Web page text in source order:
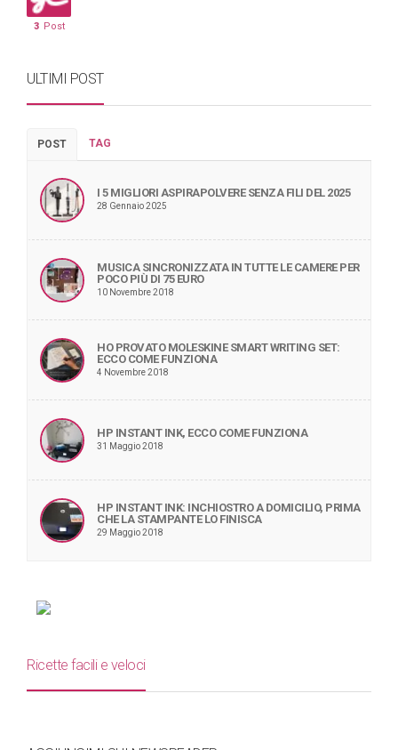
3 Post
ULTIMI POST
POST TAG
I 5 MIGLIORI ASPIRAPOLVERE SENZA FILI DEL 2025
28 Gennaio 2025
MUSICA SINCRONIZZATA IN TUTTE LE CAMERE PER
POCO PIÙ DI 75 EURO
10 Novembre 2018
HO PROVATO MOLESKINE SMART WRITING SET:
ECCO COME FUNZIONA
4 Novembre 2018
HP INSTANT INK, ECCO COME FUNZIONA
31 Maggio 2018
HP INSTANT INK: INCHIOSTRO A DOMICILIO, PRIMA
CHE LA STAMPANTE LO FINISCA
29 Maggio 2018
Ricette facili e veloci